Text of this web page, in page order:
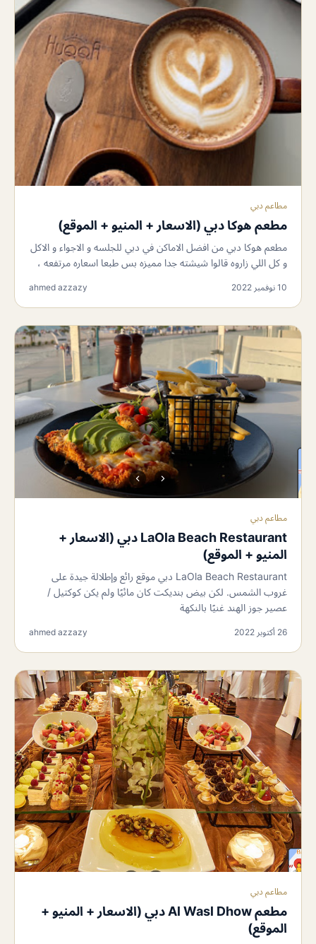
مطاعم دبي
مطعم هوكا دبي (الاسعار + المنيو + الموقع)
مطعم هوكا دبي من افضل الاماكن في دبي للجلسه و الاجواء و الاكل
و كل اللي زاروه قالوا شيشته جدا مميزه بس طبعا اسعاره مرتفعه ،
10 نوفمبر 2022 ahmed azzazy
مطاعم دبي
LaOla Beach Restaurant دبي (الاسعار +
المنيو + الموقع)
LaOla Beach Restaurant دبي موقع رائع وإطلالة جيدة على
غروب الشمس. لكن بيض بنديكت كان مائيًا ولم يكن كوكتيل /
عصير جوز الهند غنيًا بالنكهة
26 أكتوبر 2022 ahmed azzazy
مطاعم دبي
مطعم Al Wasl Dhow دبي (الاسعار + المنيو +
الموقع)